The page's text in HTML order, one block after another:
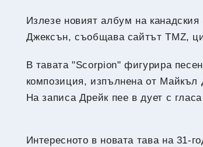
Излeзе новият албум на
Джексън, съобщава сайтът TMZ,
В тавата "Scorpion" фигурира
композиция, изпълнена от Майкъл
На записа Дрейк пее в дует с
Интересното в новата тава на 31-